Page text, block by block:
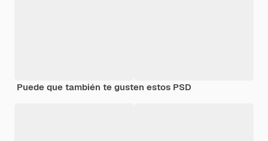
Puede que también te gusten estos PSD